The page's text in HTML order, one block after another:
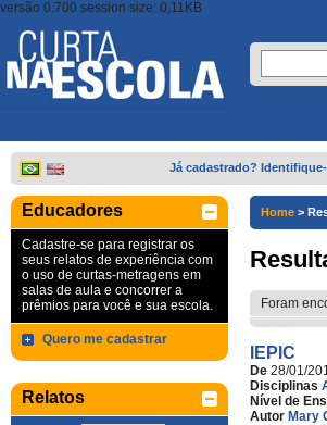
versão 0.700 session size: 0,11KB
Já cadastrado?
Educadores
Cadastre-se para registrar os
seus relatos de experiência com
o uso de curtas-metragens em
salas de aula e concorrer a
prêmios para você e sua escola.
Quero me cadastrar
Relatos
Home >
Foram
IEPIC
De 28/01/
Disciplinas
Nível de
Autor Mary